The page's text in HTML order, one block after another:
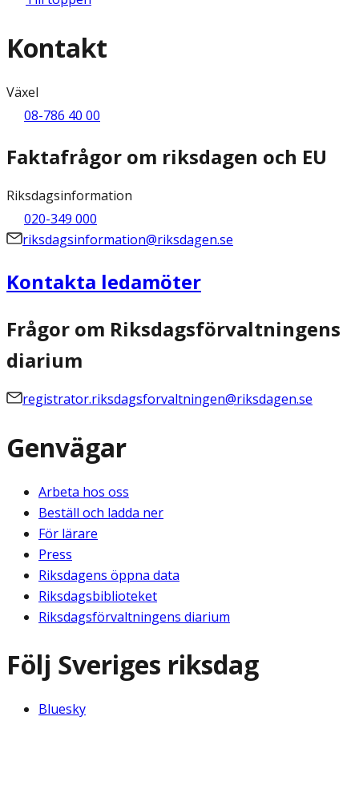
Kontakt
Växel
08-786 40 00
Faktafrågor om riksdagen och EU
Riksdagsinformation
020-349 000
riksdagsinformation@riksdagen.se
Kontakta ledamöter
Frågor om Riksdagsförvaltningens
diarium
registrator.riksdagsforvaltningen@riksdagen.se
Genvägar
Arbeta hos oss
Beställ och ladda ner
För lärare
Press
Riksdagens öppna data
Riksdagsbiblioteket
Riksdagsförvaltningens diarium
Följ Sveriges riksdag
Bluesky